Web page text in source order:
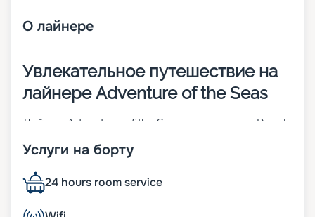
О лайнере
Увлекательное путешествие на
лайнере Adventure of the Seas
Лайнер Adventure of the Seas от компании Royal
в Финляндии, городе Турку. Корабль прошел
готово вместить на борт до 3756 пассажиров.
Разместиться здесь можно в одной из 1556 кают
разного класса. Лайнер обладает
Услуги на борту
24 hours room service